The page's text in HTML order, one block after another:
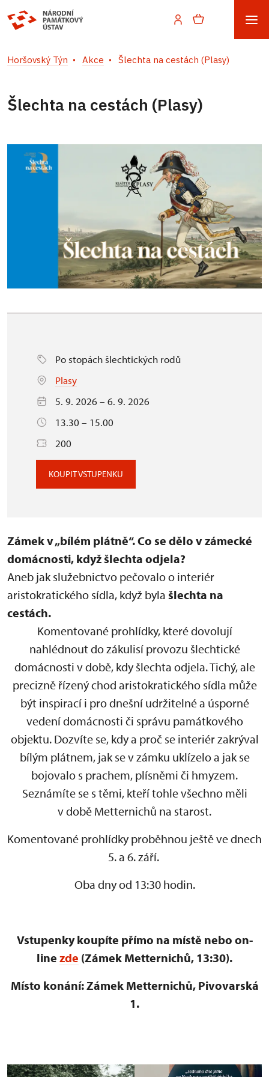
Horšovský Týn Akce Šlechta na cestách (Plasy)
Šlechta na cestách (Plasy)
Po stopách šlechtických rodů
Plasy
5. 9. 2026 – 6. 9. 2026
13.30 – 15.00
200
KOUPIT VSTUPENKU
Zámek v „bílém plátně“.Co se dělo v zámecké
domácnosti, když šlechta odjela?
Aneb jak služebnictvo pečovalo o interiér
aristokratického sídla, když byla šlechta na
cestách.
Komentované prohlídky, které dovolují
nahlédnout do zákulisí provozu šlechtické
domácnosti v době, kdy šlechta odjela. Tichý, ale
precizně řízený chod aristokratického sídla může
být inspirací i pro dnešní udržitelné a úsporné
vedení domácnosti či správu památkového
objektu. Dozvíte se, kdy a proč se interiér zakrýval
bílým plátnem, jak se v zámku uklízelo a jak se
bojovalo s prachem, plísněmi či hmyzem.
Seznámíte se s těmi, kteří tohle všechno měli
v době Metternichů na starost.
Komentované prohlídky proběhnou ještě ve dnech
5. a 6. září.
Oba dny od 13:30 hodin.
Vstupenky koupíte přímo na místě nebo on-
line zde (Zámek Metternichů, 13:30).
Místo konání: Zámek Metternichů, Pivovarská
1.